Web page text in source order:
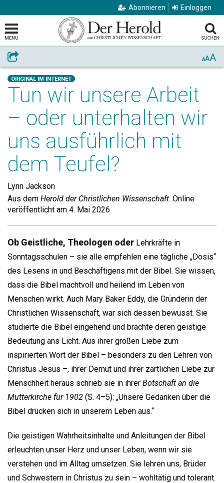
Abonnieren Einloggen
MENU SUCHEN
Weiterempfehlen AAA
ORIGINAL IM INTERNET
Tun wir unsere Arbeit
– oder unterhalten wir
uns ausführlich mit
dem Teufel?
Lynn Jackson
Aus dem Herold der Christlichen Wissenschaft. Online
veröffentlicht am 4. Mai 2026
Ob Geistliche, Theologen oder Lehrkräfte in
Sonntagsschulen – sie alle empfehlen eine tägliche „Dosis“
des Lesens in und Beschäftigens mit der Bibel. Sie wissen,
dass die Bibel machtvoll und heilend im Leben von
Menschen wirkt. Auch Mary Baker Eddy, die Gründerin der
Christlichen Wissenschaft, war sich dessen bewusst. Sie
studierte die Bibel eingehend und brachte deren geistige
Bedeutung ans Licht. Aus ihrer großen Liebe zum
inspirierten Wort der Bibel – besonders zu den Lehren von
Christus Jesus –, ihrer Demut und ihrer zärtlichen Liebe zur
Menschheit heraus schrieb sie in ihrer Botschaft an die
Mutterkirche für 1902 (S. 4–5): „Unsere Gedanken über die
Bibel drücken sich in unserem Leben aus.“
Die geistigen Wahrheitsinhalte und Anleitungen der Bibel
erleuchten unser Herz und unser Leben, wenn wir sie
verstehen und im Alltag umsetzen. Sie lehren uns, Brüder
und Schwestern in Christus zu sein – wohltätig und tolerant.